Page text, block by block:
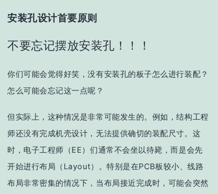
安装孔设计首要原则
不要忘记摆放安装孔！！！
你们可能会觉得好笑，没有安装孔的板子怎么进行装配？
怎么可能会忘记这一点呢？
但实际上，这种情况是非常可能发生的。例如，结构工程
师还没有完成机壳设计，无法提供确切的装配尺寸。这
时，电子工程师（EE）们通常不会坐以待毙，而是会先
开始进行布局（Layout）。特别是在PCB板较小、线路
布局非常密集的情况下，当布局接近完成时，可能会突然